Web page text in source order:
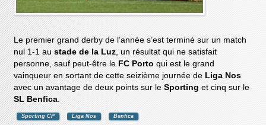
Le premier grand derby de l’année s’est terminé sur un match
nul 1-1 austade de la Luz, un résultat qui ne satisfait
personne, sauf peut-être le FC Porto qui est le grand
vainqueur en sortant de cette seizième journée de Liga Nos
avec un avantage de deux points sur leSportinget cinq sur le
SL Benfica.
Sporting CP Liga Nos Benfica